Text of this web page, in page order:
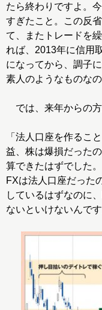
たら終わりですよ。
すぎたこと。この反
て、またトレードを
れば、2013年に信用
になってから、調子
素人のようなものなの
では、来年からの方
「法人口座を作るこ
益、株は爆損だった
算できたはずでした
FXは法人口座だった
しているはずなのに
ないといけないんです